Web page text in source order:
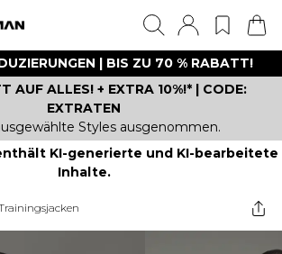
| BIS ZU 70 % RABATT!
AUF ALLES! + EXTRA 10%!* | CODE:
EXTRATEN
Styles ausgenommen.
KI-generierte und KI-bearbeitete
Inhalte.